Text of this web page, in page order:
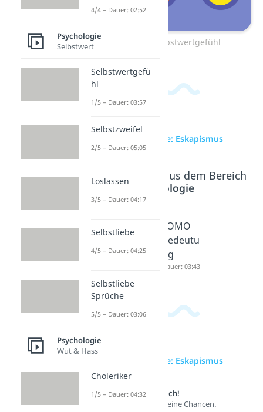
Zum Video: Selbstwertgefühl
zur Videoseite: Eskapismus
Beliebte Inhalte aus dem Bereich
Psychologie
Melanch
Dauer: 05:38
Mandela
Dauer: 05:08
FOMO
Bedeutu
ng
Dauer: 03:43
zur Videoseite: Eskapismus
Lernen lohnt sich!
Entdecke hier deine Chancen.
4/4 – Dauer: 02:52
Psychologie
Selbstwert
Selbstwertgefü
hl
1/5 – Dauer: 03:57
Selbstzweifel
2/5 – Dauer: 05:05
Loslassen
3/5 – Dauer: 04:17
Selbstliebe
4/5 – Dauer: 04:25
Selbstliebe
Sprüche
5/5 – Dauer: 03:06
Psychologie
Wut & Hass
Choleriker
1/5 – Dauer: 04:32